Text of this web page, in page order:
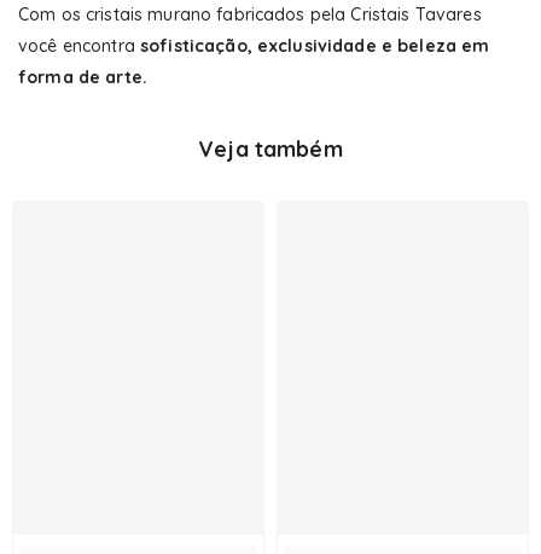
Com os cristais murano fabricados pela Cristais Tavares
você encontra sofisticação, exclusividade e beleza em
forma de arte.
Veja também